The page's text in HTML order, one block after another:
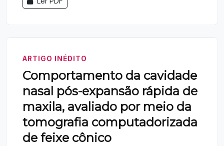
ARTIGO INÉDITO
Comportamento da cavidade
nasal pós-expansão rápida de
maxila, avaliado por meio da
tomografia computadorizada
de feixe cônico